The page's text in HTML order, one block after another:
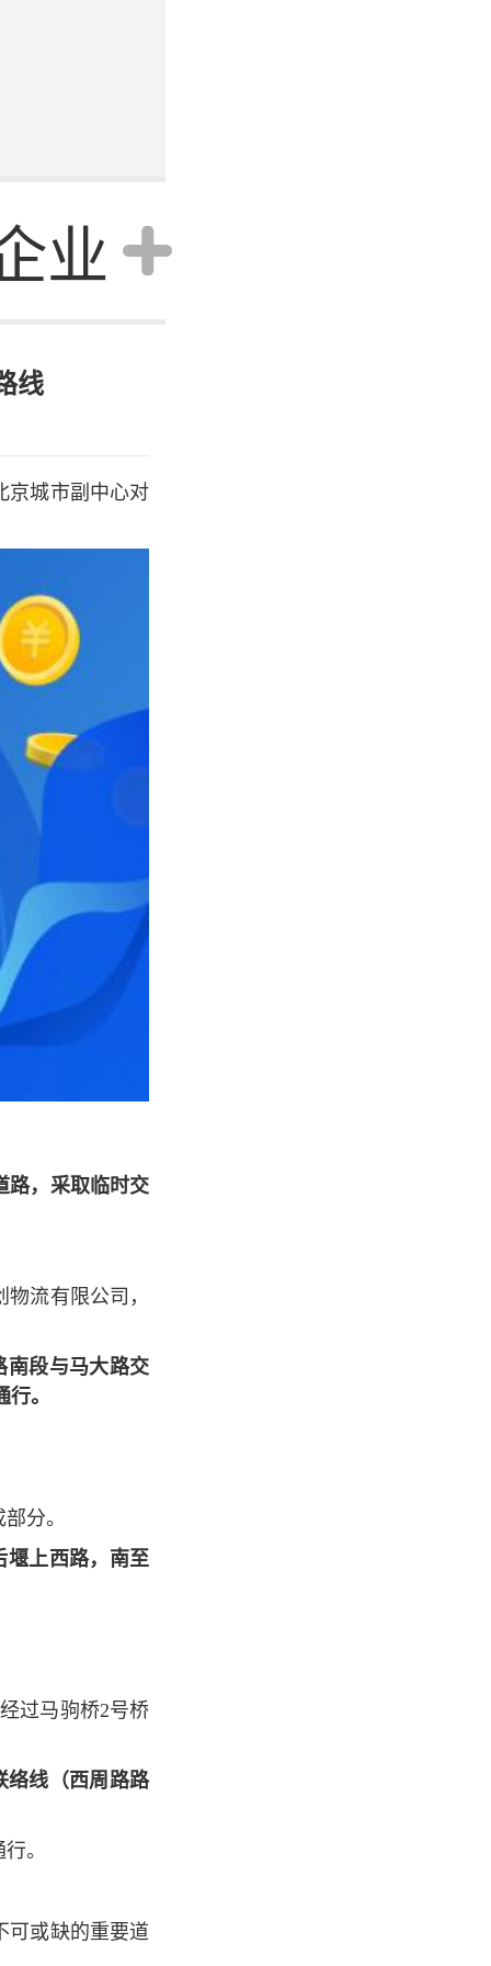
业 资讯
线
京城市副中心对
路，采取临时交
流有限公司，
南段与马大路交
。
分。
堰上西路，南至
过马驹桥2号桥
络线（西周路路
。
可或缺的重要道